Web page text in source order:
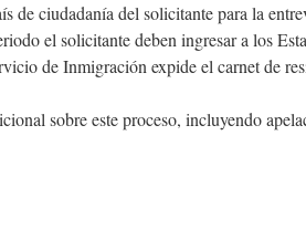
de ciudadanía del solicitante para la
el solicitante deben ingresar a los
de Inmigración expide el carnet de
sobre este proceso, incluyendo